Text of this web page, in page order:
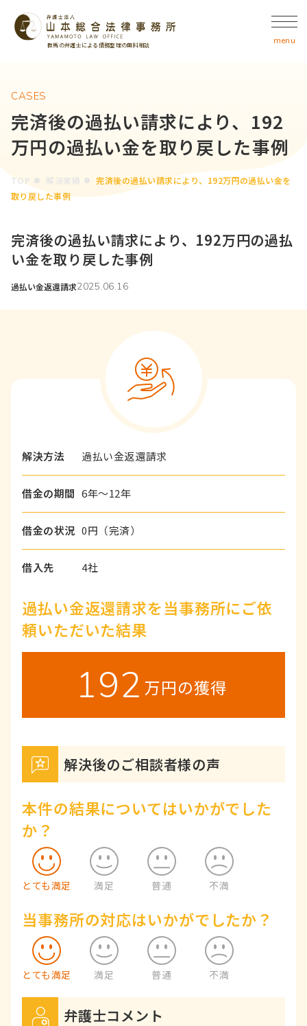
群馬の弁護士による債務整理の無料相談
CASES
完済後の過払い請求により、192
万円の過払い金を取り戻した事例
TOP 解決実績
完済後の過払い請求により、192万円の過払い金を
取り戻した事例
過払い金返還請求2025.06.16
完済後の過払い請求により、192万円の過払
い金を取り戻した事例
解決方法 過払い金返還請求
借金の期間 6年～12年
借金の状況 0円（完済）
借入先 4社
過払い金返還請求を当事務所にご依
頼いただいた結果
192 万円の獲得
解決後のご相談者様の声
本件の結果についてはいかがでした
か？
とても満足 満足 普通 不満
当事務所の対応はいかがでしたか？
とても満足 満足 普通 不満
弁護士コメント